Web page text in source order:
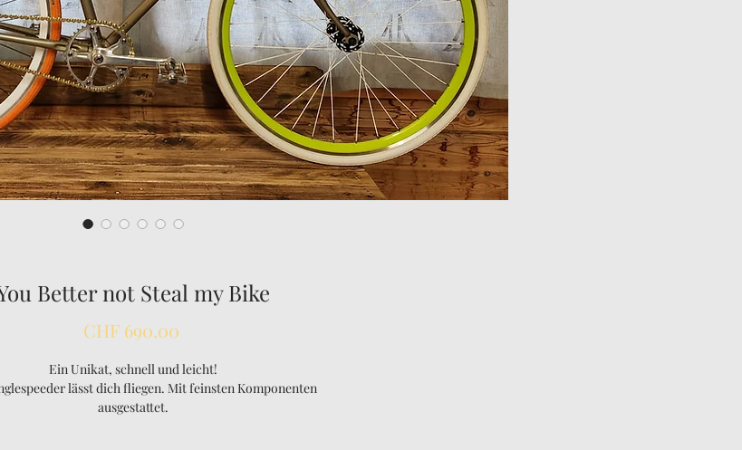
Better not Steal my Bike
CHF 690.00Preis
Ein Unikat, schnell und leicht!
lässt dich fliegen. Mit feinsten Komponenten
ausgestattet.